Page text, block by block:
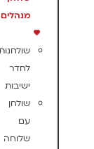
מנהלים
שולחנות
לחדר
ישיבות
שולחן
עם
שלוחה